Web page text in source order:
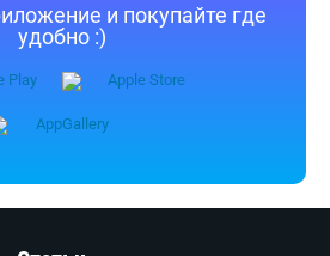
и покупайте где
удобно :)